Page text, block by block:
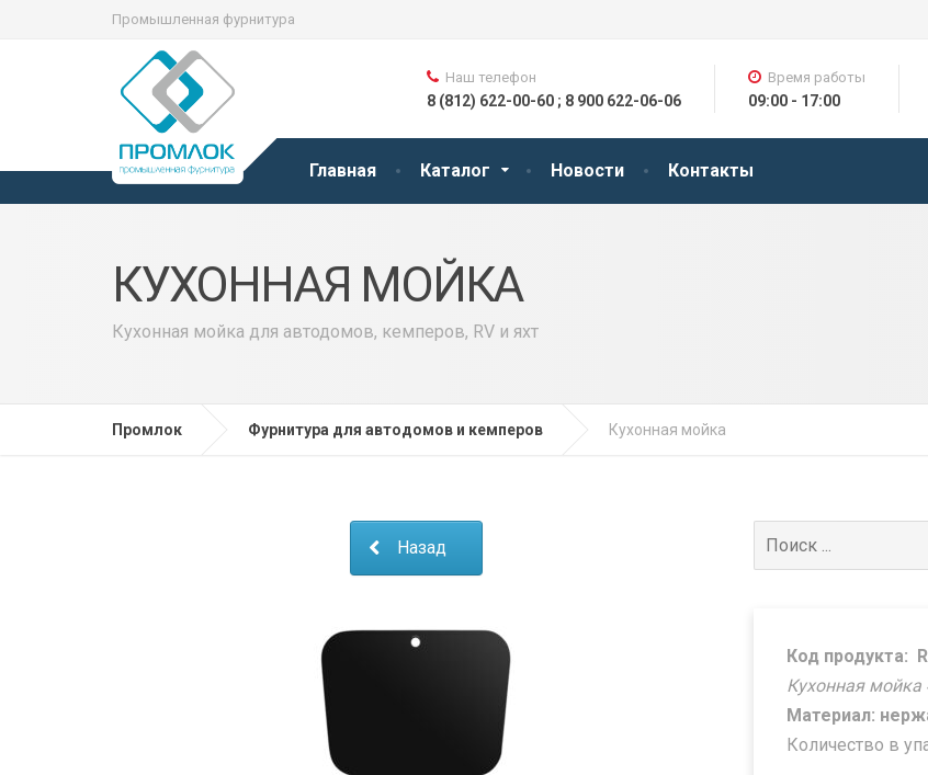
Промышленная фурнитура
Главная Каталог Новости Контакты
Наш телефон
8 (812) 622-00-60 ; 8 900 622-06-06
Время работы
09:00 - 17:00
КУХОННАЯ МОЙКА
Кухонная мойка для автодомов, кемперов, RV и яхт
Промлок Фурнитура для автодомов и кемперов Кухонная мойка
Назад
Поиск
для:
Код продукта:
Кухонная
Материал:
Количество в